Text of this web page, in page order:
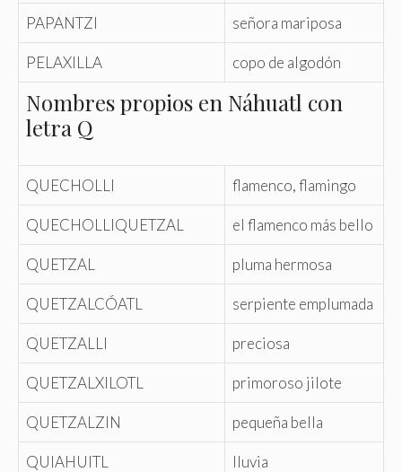
PAPANTZI señora mariposa
PELAXILLA copo de algodón
Nombres propios en Náhuatl con
letra Q
QUECHOLLI flamenco, flamingo
QUECHOLLIQUETZAL el flamenco más bello
QUETZAL pluma hermosa
QUETZALCÓATL serpiente emplumada
QUETZALLI preciosa
QUETZALXILOTL primoroso jilote
QUETZALZIN pequeña bella
QUIAHUITL lluvia